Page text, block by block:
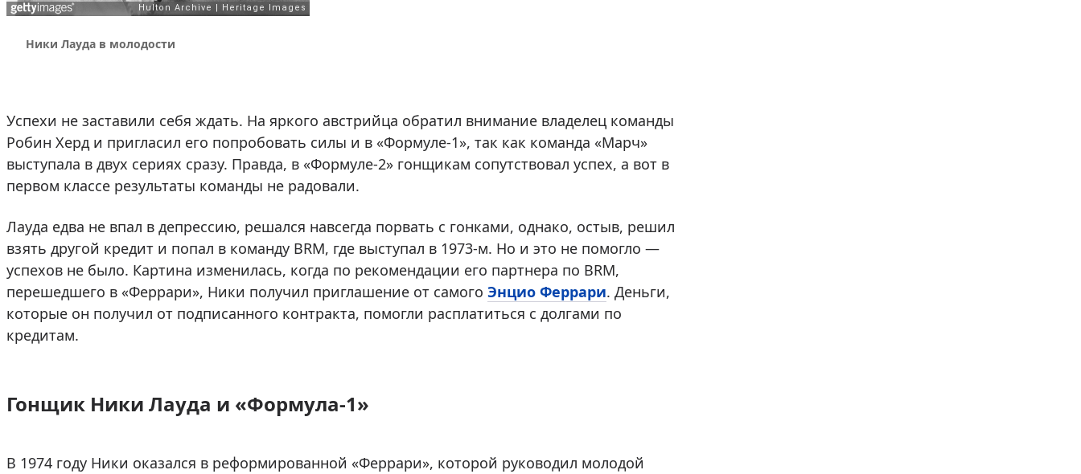
Ники Лауда в молодости
Успехи не заставили себя ждать. На яркого австрийца обратил внимание владелец команды
Робин Херд и пригласил его попробовать силы и в «Формуле-1», так как команда «Марч»
выступала в двух сериях сразу. Правда, в «Формуле-2» гонщикам сопутствовал успех, а вот в
первом классе результаты команды не радовали.
Лауда едва не впал в депрессию, решался навсегда порвать с гонками, однако, остыв, решил
взять другой кредит и попал в команду BRM, где выступал в 1973-м. Но и это не помогло —
успехов не было. Картина изменилась, когда по рекомендации его партнера по BRM,
перешедшего в «Феррари», Ники получил приглашение от самого Энцио Феррари. Деньги,
которые он получил от подписанного контракта, помогли расплатиться с долгами по
кредитам.
Гонщик Ники Лауда и «Формула-1»
В 1974 году Ники оказался в реформированной «Феррари», которой руководил молодой